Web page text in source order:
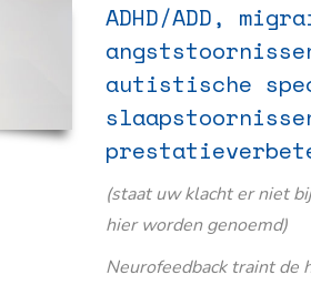
ADHD/ADD,
autistische
(staat uw klacht er niet
hier worden genoemd)
Neurofeedback traint de